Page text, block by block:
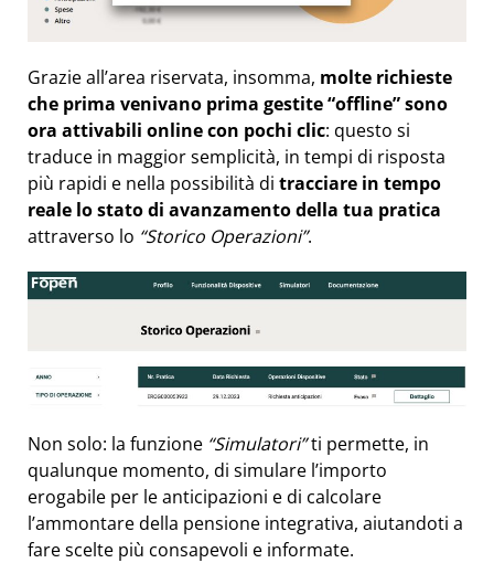
Grazie all’area riservata, insomma, molte richieste
che prima venivano prima gestite “offline” sono
ora attivabili online con pochi clic: questo si
traduce in maggior semplicità, in tempi di risposta
più rapidi e nella possibilità di tracciare in tempo
reale lo stato di avanzamento della tua pratica
attraverso lo “Storico Operazioni”.
Non solo: la funzione “Simulatori”ti permette, in
qualunque momento, di simulare l’importo
erogabile per le anticipazioni e di calcolare
l’ammontare della pensione integrativa, aiutandoti a
fare scelte più consapevoli e informate.